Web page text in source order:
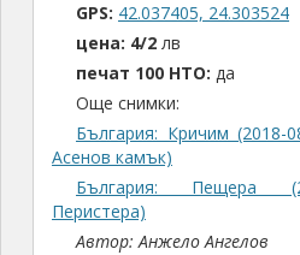
GPS: 42.037405, 24.303524
цена: 4/2лв
печат 100 НТО: да
Още снимки:
България: Кричим (2018-
Асенов камък)
България: Пещера
Перистера)
Автор: Анжело Ангелов